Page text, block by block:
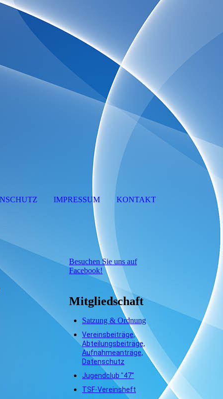
IMPRESSUM KONTAKT
Besuchen Sie uns auf
Facebook!
Mitgliedschaft
Satzung & Ordnung
Vereinsbeiträge,
Abteilungsbeiträge,
Aufnahmeanträge,
Datenschutz
Jugendclub "47"
TSF-Vereinsheft